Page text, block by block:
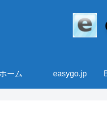
ホーム easygo.jp